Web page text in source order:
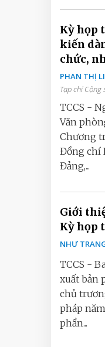
Kỳ họp
kiến
chức,
PHAN THỊ
Tạp chí Cộng
TCCS -
Văn
Chương
Đồng chí
Đảng,...
Giới
Kỳ họp
NHƯ
TCCS -
xuất bản
chủ
pháp
phần...